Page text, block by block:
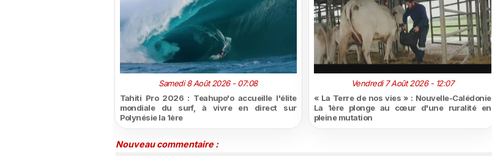
Samedi 8 Août 2026 - 07:08
Tahiti Pro 2026 : Teahupo'o accueille l'élite
mondiale du surf, à vivre en direct sur
Polynésie la 1ère
Vendredi 7 Août 2026 - 12:07
« La Terre de nos vies » : Nouvelle-Calédonie
La 1ère plonge au cœur d'une ruralité en
pleine mutation
Nouveau commentaire :